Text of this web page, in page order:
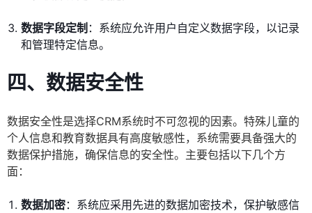
数据字段定制 ：系统应允许用户自定义数据字段，以记录
和管理特定信息。
四、数据安全性
数据安全性是选择CRM系统时不可忽视的因素。特殊儿童的
个人信息和教育数据具有高度敏感性，系统需要具备强大的
数据保护措施，确保信息的安全性。主要包括以下几个方
面：
数据加密：系统应采用先进的数据加密技术，保护敏感信